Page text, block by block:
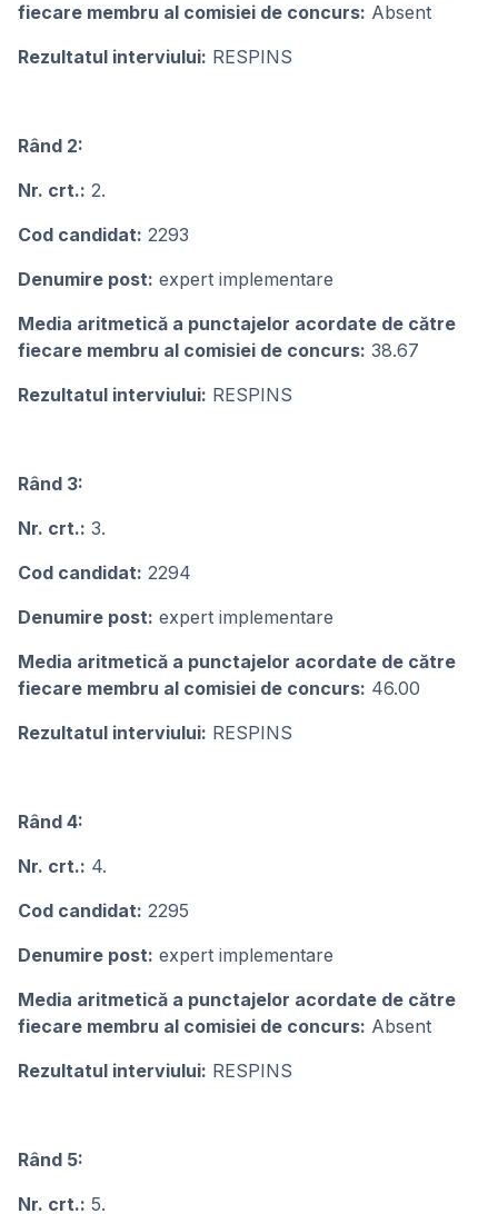
fiecare membru al comisiei de concurs: Absent
Rezultatul interviului: RESPINS
Rând 2:
Nr. crt.: 2.
Cod candidat: 2293
Denumire post: expert implementare
Media aritmetică a punctajelor acordate de către
fiecare membru al comisiei de concurs: 38.67
Rezultatul interviului: RESPINS
Rând 3:
Nr. crt.: 3.
Cod candidat: 2294
Denumire post: expert implementare
Media aritmetică a punctajelor acordate de către
fiecare membru al comisiei de concurs: 46.00
Rezultatul interviului: RESPINS
Rând 4:
Nr. crt.: 4.
Cod candidat: 2295
Denumire post: expert implementare
Media aritmetică a punctajelor acordate de către
fiecare membru al comisiei de concurs: Absent
Rezultatul interviului: RESPINS
Rând 5:
Nr. crt.: 5.